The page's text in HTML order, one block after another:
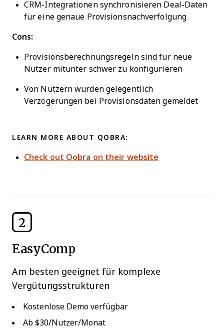
CRM-Integrationen synchronisieren Deal-Daten
für eine genaue Provisionsnachverfolgung
Cons:
Provisionsberechnungsregeln sind für neue
Nutzer mitunter schwer zu konfigurieren
Von Nutzern wurden gelegentlich
Verzögerungen bei Provisionsdaten gemeldet
LEARN MORE ABOUT QOBRA:
Check out Qobra on their website
2
EasyComp
Am besten geeignet für komplexe
Vergütungsstrukturen
Kostenlose Demo verfügbar
Ab $30/Nutzer/Monat